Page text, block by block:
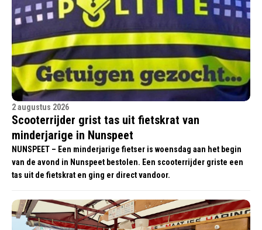
2 augustus 2026
Scooterrijder grist tas uit fietskrat van
minderjarige in Nunspeet
NUNSPEET – Een minderjarige fietser is woensdag aan het begin
van de avond in Nunspeet bestolen. Een scooterrijder griste een
tas uit de fietskrat en ging er direct vandoor.